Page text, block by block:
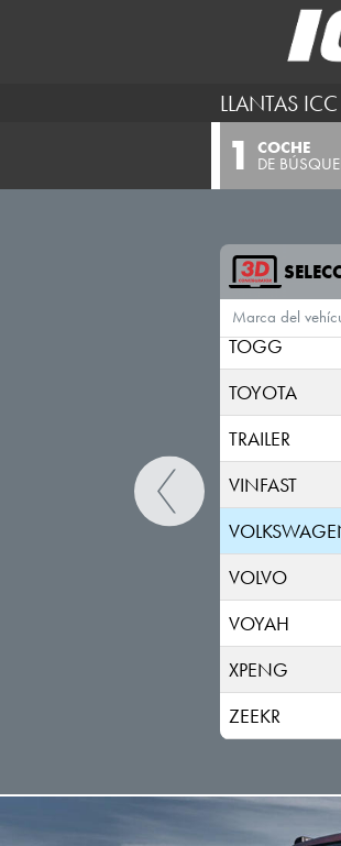
LLANTAS ICC
COCHE
DE
Marca del vehículo
SKYWELL
SMART
SUZUKI
TESLA
TOGG
TOYOTA
TRAILER
VINFAST
VOLVO
VOYAH
XPENG
ZEEKR